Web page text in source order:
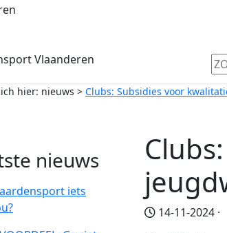
hier: nieuws > Clubs: Subsidies voor
nieuws
iets
14-11-2024 ·